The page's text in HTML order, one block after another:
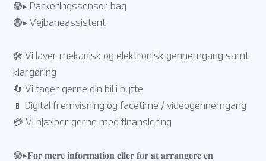
🟢▸ Parkeringssensor bag
🟢▸ Vejbaneassistent
🛠 Vi laver mekanisk og elektronisk gennemgang samt
klargøring
🔄 Vi tager gerne din bil i bytte
📱 Digital fremvisning og facetime / videogennemgang
💳 Vi hjælper gerne med finansiering
🟢▸𝐅𝐨𝐫 𝐦𝐞𝐫𝐞 𝐢𝐧𝐟𝐨𝐫𝐦𝐚𝐭𝐢𝐨𝐧 𝐞𝐥𝐥𝐞𝐫 𝐟𝐨𝐫 𝐚𝐭 𝐚𝐫𝐫𝐚𝐧𝐠𝐞𝐫𝐞 𝐞𝐧